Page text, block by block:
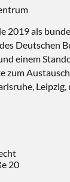
2019 als
Deutschen
einem
zum
20